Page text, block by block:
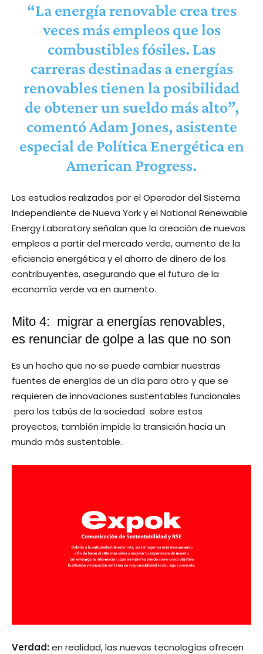
“La energía renovable crea tres
veces más empleos que los
combustibles fósiles. Las
carreras destinadas a energías
renovables tienen la posibilidad
de obtener un sueldo más alto”,
comentó Adam Jones, asistente
especial de Política Energética en
American Progress.
Los estudios realizados por el Operador del Sistema
Independiente de Nueva York y el National Renewable
Energy Laboratory señalan que la creación de nuevos
empleos a partir del mercado verde, aumento de la
eficiencia energética y el ahorro de dinero de los
contribuyentes, asegurando que el futuro de la
economía verde va en aumento.
Mito 4: migrar a energías renovables,
es renunciar de golpe a las que no son
Es un hecho que no se puede cambiar nuestras
fuentes de energías de un día para otro y que se
requieren de innovaciones sustentables funcionales
pero los tabús de la sociedad sobre estos
proyectos, también impide la transición hacia un
mundo más sustentable.
Verdad:en realidad, las nuevas tecnologías ofrecen